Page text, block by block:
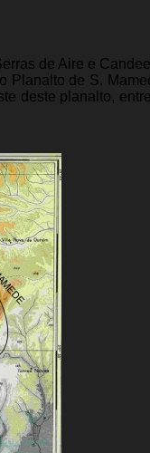
de Aire e
Planalto de S.
deste planalto,